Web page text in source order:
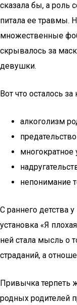
сказала бы, а роль
питала ее травмы.
множественные
скрывалось за
девушки.
Вот что осталось
алкоголизм
непонимание
С раннего детства
установка «Я
ней стала мысль о
страданий, а
Привычка терпеть
родных родителей